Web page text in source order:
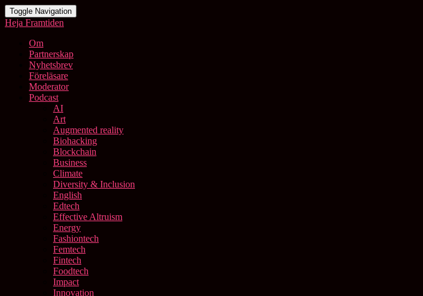
Toggle Navigation
Heja Framtiden
Om
Partnerskap
Nyhetsbrev
Föreläsare
Moderator
Podcast
AI
Art
Augmented reality
Biohacking
Blockchain
Business
Climate
Diversity & Inclusion
English
Edtech
Effective Altruism
Energy
Fashiontech
Femtech
Fintech
Foodtech
Impact
Innovation